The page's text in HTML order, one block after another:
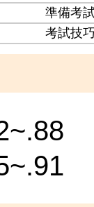
準備考
考試技